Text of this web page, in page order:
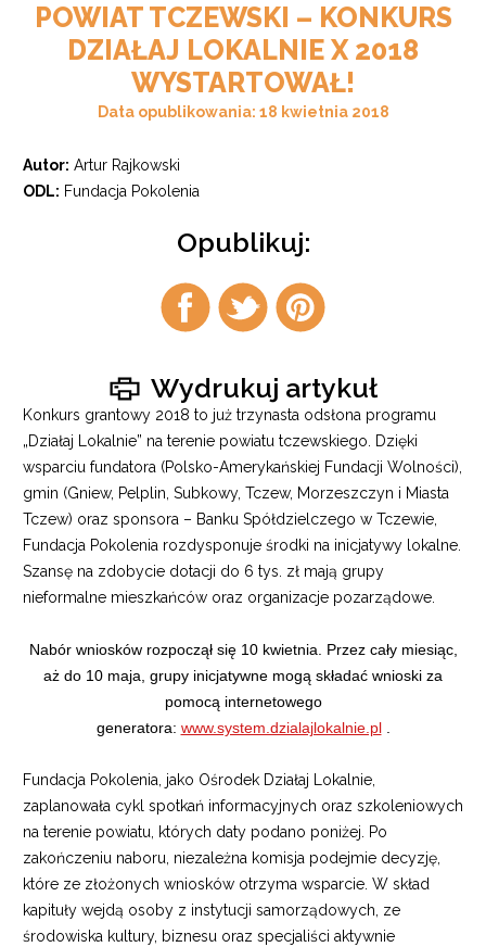
POWIAT TCZEWSKI – KONKURS
DZIAŁAJ LOKALNIE X 2018
WYSTARTOWAŁ!
Data opublikowania: 18 kwietnia 2018
Autor: Artur Rajkowski
ODL: Fundacja Pokolenia
Opublikuj:
Udostępnij
na
facebook
Udostępnij
na
twitter
Udostępnij
na
pintrest
Wydrukuj artykuł
Konkurs grantowy 2018 to już trzynasta odsłona programu
„Działaj Lokalnie” na terenie powiatu tczewskiego. Dzięki
wsparciu fundatora (Polsko-Amerykańskiej Fundacji Wolności),
gmin (Gniew, Pelplin, Subkowy, Tczew, Morzeszczyn i Miasta
Tczew) oraz sponsora – Banku Spółdzielczego w Tczewie,
Fundacja Pokolenia rozdysponuje środki na inicjatywy lokalne.
Szansę na zdobycie dotacji do 6 tys. zł mają grupy
nieformalne mieszkańców oraz organizacje pozarządowe.
Nabór wniosków rozpoczął się 10 kwietnia. Przez cały miesiąc,
aż do 10 maja, grupy inicjatywne mogą składać wnioski za
pomocą internetowego
generatora: www.system.dzialajlokalnie.pl.
Fundacja Pokolenia, jako Ośrodek Działaj Lokalnie,
zaplanowała cykl spotkań informacyjnych oraz szkoleniowych
na terenie powiatu, których daty podano poniżej. Po
zakończeniu naboru, niezależna komisja podejmie decyzję,
które ze złożonych wniosków otrzyma wsparcie. W skład
kapituły wejdą osoby z instytucji samorządowych, ze
środowiska kultury, biznesu oraz specjaliści aktywnie